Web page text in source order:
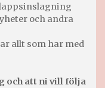
och andra
allt som har med
och att ni vill följa